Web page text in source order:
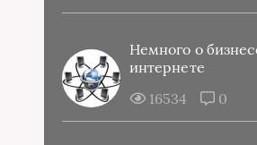
Немного о
интернете
16534
0